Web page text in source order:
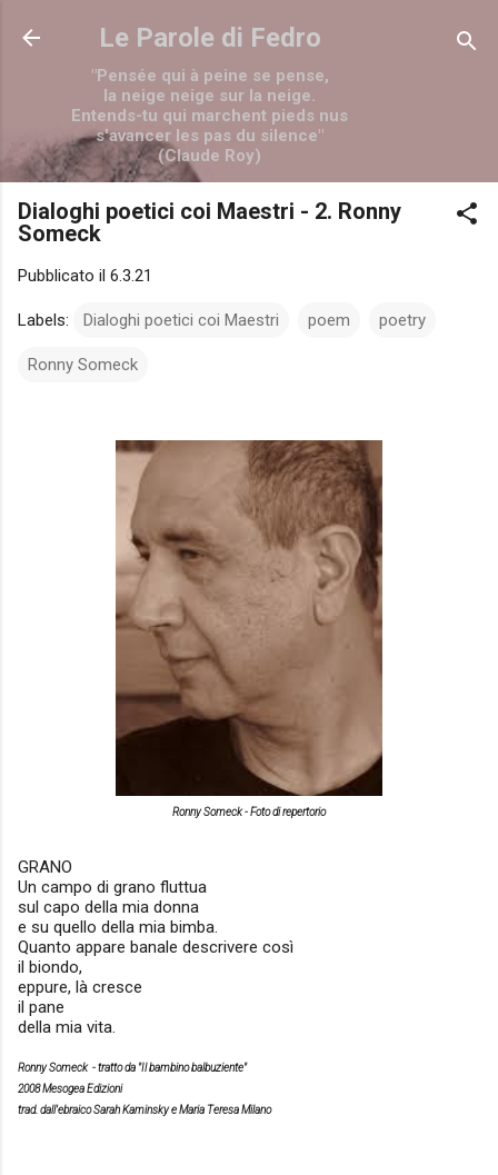
Passa ai contenuti principali
Le Parole di Fedro
"Pensée qui à peine se pense,
la neige neige sur la neige.
Entends-tu qui marchent pieds nus
s'avancer les pas du silence"
(Claude Roy)
Dialoghi poetici coi Maestri - 2. Ronny
Someck
Pubblicato il 6.3.21
Labels: Dialoghi poetici coi Maestri poem poetry
Ronny Someck
Ronny Someck - Foto di repertorio
GRANO
Un campo di grano fluttua
sul capo della mia donna
e su quello della mia bimba.
Quanto appare banale descrivere così
il biondo,
eppure, là cresce
il pane
della mia vita.
Ronny Someck - tratto da "Il bambino balbuziente"
2008 Mesogea Edizioni
trad. dall'ebraico Sarah Kaminsky e Maria Teresa Milano